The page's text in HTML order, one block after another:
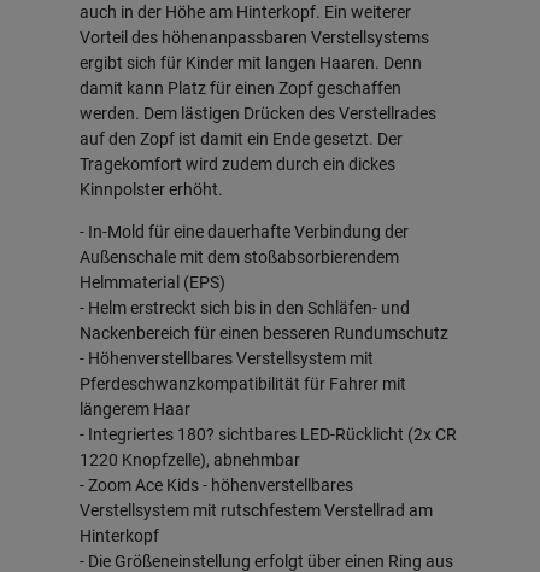
auch in der Höhe am Hinterkopf. Ein weiterer
Vorteil des höhenanpassbaren Verstellsystems
ergibt sich für Kinder mit langen Haaren. Denn
damit kann Platz für einen Zopf geschaffen
werden. Dem lästigen Drücken des Verstellrades
auf den Zopf ist damit ein Ende gesetzt. Der
Tragekomfort wird zudem durch ein dickes
Kinnpolster erhöht.
- In-Mold für eine dauerhafte Verbindung der
Außenschale mit dem stoßabsorbierendem
Helmmaterial (EPS)
- Helm erstreckt sich bis in den Schläfen- und
Nackenbereich für einen besseren Rundumschutz
- Höhenverstellbares Verstellsystem mit
Pferdeschwanzkompatibilität für Fahrer mit
längerem Haar
- Integriertes 180? sichtbares LED-Rücklicht (2x CR
1220 Knopfzelle), abnehmbar
- Zoom Ace Kids - höhenverstellbares
Verstellsystem mit rutschfestem Verstellrad am
Hinterkopf
- Die Größeneinstellung erfolgt über einen Ring aus